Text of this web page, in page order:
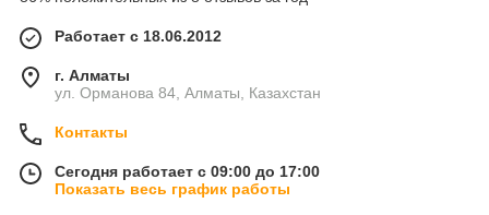
Работает с 18.06.2012
г. Алматы
ул. Орманова 84, Алматы, Казахстан
Контакты
Сегодня работает с 09:00 до 17:00
Показать весь график работы